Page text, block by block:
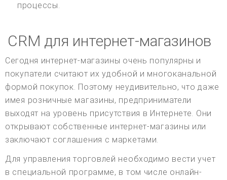
процессы.
CRM для интернет-магазинов
Сегодня интернет-магазины очень популярны и
покупатели считают их удобной и многоканальной
формой покупок. Поэтому неудивительно, что даже
имея розничные магазины, предприниматели
выходят на уровень присутствия в Интернете. Они
открывают собственные интернет-магазины или
заключают соглашения с маркетами.
Для управления торговлей необходимо вести учет
в специальной программе, в том числе онлайн-